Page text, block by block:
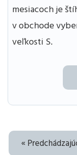
mesiacoch je
v obchode
veľkosti S.
«